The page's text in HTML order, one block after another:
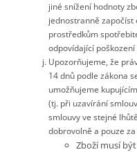
jiné snížení hodnoty
jednostranně
prostředkům
odpovídající poškození
Upozorňujeme, že
14 dnů podle zákona
umožňujeme
(tj. při uzavírání
smlouvy ve stejné
dobrovolně a pouze
Zboží musí